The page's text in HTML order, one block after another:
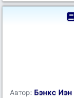
Автор: Бэнкс Иэн